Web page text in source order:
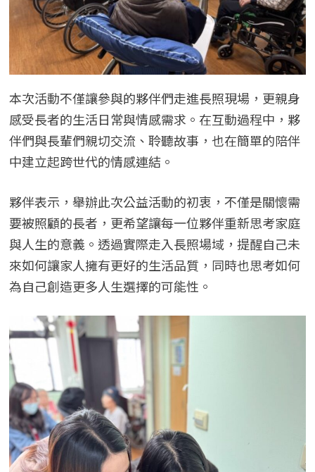
本次活動不僅讓參與的夥伴們走進長照現場，更親身
感受長者的生活日常與情感需求。在互動過程中，夥
伴們與長輩們親切交流、聆聽故事，也在簡單的陪伴
中建立起跨世代的情感連結。
夥伴表示，舉辦此次公益活動的初衷，不僅是關懷需
要被照顧的長者，更希望讓每一位夥伴重新思考家庭
與人生的意義。透過實際走入長照場域，提醒自己未
來如何讓家人擁有更好的生活品質，同時也思考如何
為自己創造更多人生選擇的可能性。